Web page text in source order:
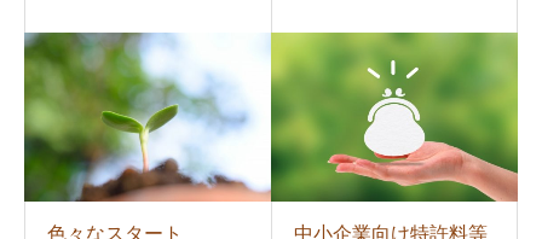
色々なスタート
中小企業向け特許料等